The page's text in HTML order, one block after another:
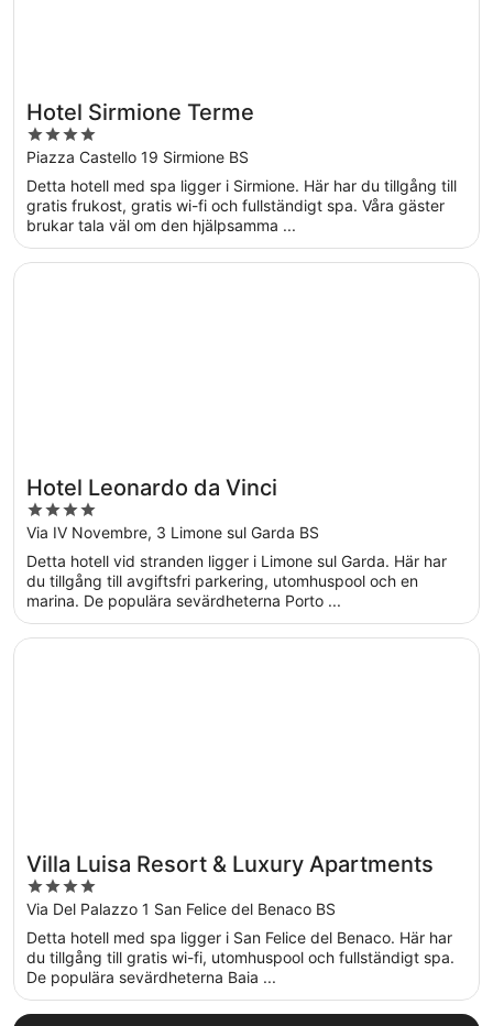
Hotel Sirmione Terme
4
out
of
5
Piazza Castello 19 Sirmione BS
Detta hotell med spa ligger i Sirmione. Här har du tillgång till
gratis frukost, gratis wi-fi och fullständigt spa. Våra gäster
brukar tala väl om den hjälpsamma ...
Hotel Leonardo da Vinci
4
out
of
5
Via IV Novembre, 3 Limone sul Garda BS
Detta hotell vid stranden ligger i Limone sul Garda. Här har
du tillgång till avgiftsfri parkering, utomhuspool och en
marina. De populära sevärdheterna Porto ...
Öppnas i ett nytt fönster
Hotel Leonardo da Vinci
Villa Luisa Resort & Luxury Apartments
4
out
of
5
Via Del Palazzo 1 San Felice del Benaco BS
Detta hotell med spa ligger i San Felice del Benaco. Här har
du tillgång till gratis wi-fi, utomhuspool och fullständigt spa.
De populära sevärdheterna Baia ...
Öppnas i ett nytt fönster
Villa Luisa Resort & Luxury Apartments